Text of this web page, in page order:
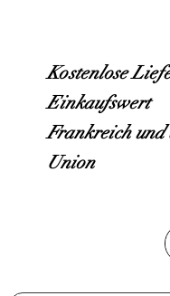
Kostenlose
Einkaufswert
Frankreich und
Union